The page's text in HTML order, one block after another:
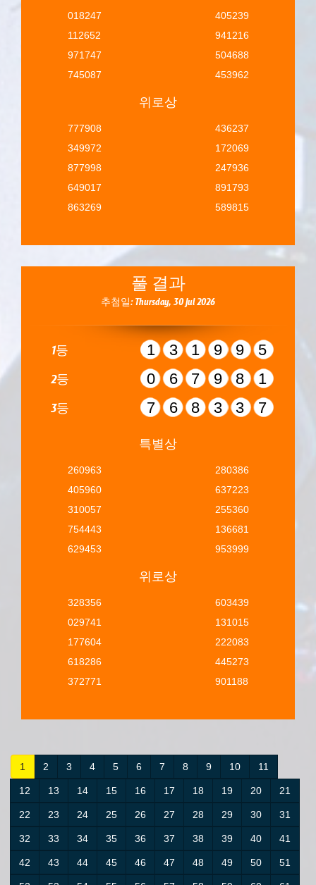
018247
112652
971747
745087
405239
941216
504688
453962
위로상
777908
349972
877998
649017
863269
436237
172069
247936
891793
589815
풀 결과
추첨일: Thursday, 30 Jul 2026
1등 131995
2등 067981
3등 768337
특별상
260963
405960
310057
754443
629453
280386
637223
255360
136681
953999
위로상
328356
029741
177604
618286
372771
603439
131015
222083
445273
901188
1 2 3 4 5 6 7 8 9 10 11
12 13 14 15 16 17 18 19 20 21
22 23 24 25 26 27 28 29 30 31
32 33 34 35 36 37 38 39 40 41
42 43 44 45 46 47 48 49 50 51